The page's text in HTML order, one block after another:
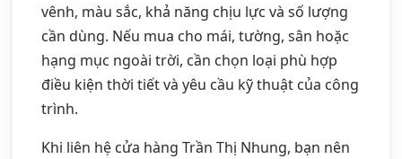
vênh, màu sắc, khả năng chịu lực và số lượng
cần dùng. Nếu mua cho mái, tường, sân hoặc
hạng mục ngoài trời, cần chọn loại phù hợp
điều kiện thời tiết và yêu cầu kỹ thuật của công
trình.
Khi liên hệ cửa hàng Trần Thị Nhung, bạn nên